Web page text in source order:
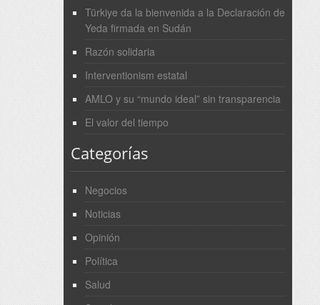
Türkiye da la bienvenida a la Declaración de
Yeda firmada en Sudán
Razón solidaria
Interventionism estatal
AMLO y su “mundo ideal” sin transparencia
El valor del tiempo
Categorías
Negocios
Noticias
Opinión
Política
Salud